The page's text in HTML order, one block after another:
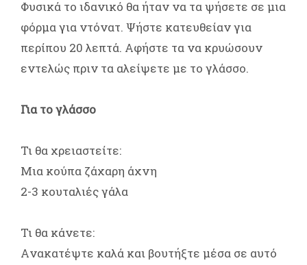
Φυσικά το ιδανικό θα ήταν να τα ψήσετε σε μια
φόρμα για ντόνατ. Ψήστε κατευθείαν για
περίπου 20 λεπτά. Αφήστε τα να κρυώσουν
εντελώς πριν τα αλείψετε με το γλάσσο.
Για το γλάσσο
Τι θα χρειαστείτε:
Μια κούπα ζάχαρη άχνη
2-3 κουταλιές γάλα
Τι θα κάνετε:
Aνακατέψτε καλά και βουτήξτε μέσα σε αυτό